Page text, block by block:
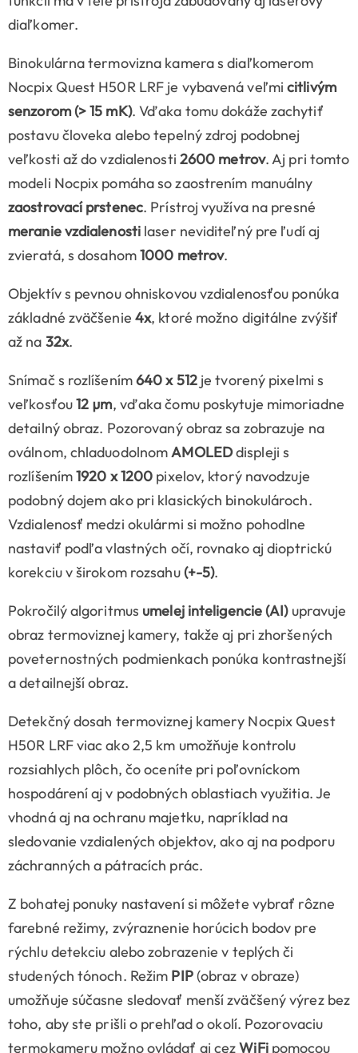
diaľkomer.
Binokulárna termovizna kamera s diaľkomerom
Nocpix Quest H50R LRF je vybavená veľmicitlivým
senzorom (> 15 mK). Vďaka tomu dokáže zachytiť
postavu človeka alebo tepelný zdroj podobnej
veľkosti až do vzdialenosti 2600 metrov. Aj pri tomto
modeli Nocpix pomáha so zaostrením manuálny
zaostrovací prstenec. Prístroj využíva na presné
meranie vzdialenosti laser neviditeľný pre ľudí aj
zvieratá, s dosahom1000 metrov.
Objektív s pevnou ohniskovou vzdialenosťou ponúka
základné zväčšenie 4x, ktoré možno digitálne zvýšiť
až na 32x.
Snímač s rozlíšením640 x 512je tvorený pixelmi s
veľkosťou12 µm, vďaka čomu poskytuje mimoriadne
detailný obraz. Pozorovaný obraz sa zobrazuje na
oválnom, chladuodolnomAMOLEDdispleji s
rozlíšením1920 x 1200 pixelov, ktorý navodzuje
podobný dojem ako pri klasických binokulároch.
Vzdialenosť medzi okulármi si možno pohodlne
nastaviť podľa vlastných očí, rovnako aj dioptrickú
korekciu v širokom rozsahu(+-5).
Pokročilý algoritmus umelej inteligencie (AI)upravuje
obraz termoviznej kamery, takže aj pri zhoršených
poveternostných podmienkach ponúka kontrastnejší
a detailnejší obraz.
Detekčný dosah termoviznej kamery Nocpix Quest
H50R LRF viac ako 2,5 km umožňuje kontrolu
rozsiahlych plôch, čo oceníte pri poľovníckom
hospodárení aj v podobných oblastiach využitia. Je
vhodná aj na ochranu majetku, napríklad na
sledovanie vzdialených objektov, ako aj na podporu
záchranných a pátracích prác.
Z bohatej ponuky nastavení si môžete vybrať rôzne
farebné režimy, zvýraznenie horúcich bodov pre
rýchlu detekciu alebo zobrazenie v teplých či
studených tónoch. Režim PIP(obraz v obraze)
umožňuje súčasne sledovať menší zväčšený výrez bez
toho, aby ste prišli o prehľad o okolí. Pozorovaciu
termokameru možno ovládať aj cezWiFipomocou